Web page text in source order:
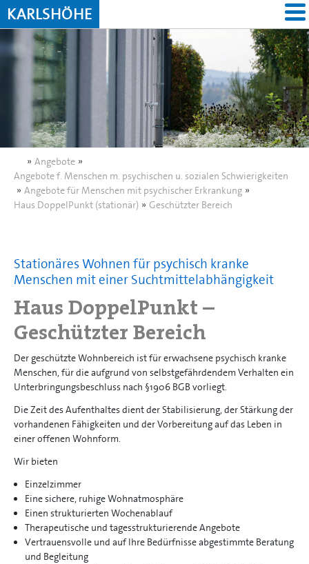
KARLSHÖHE
» Angebote »
Angebote f. Menschen m. psychischen u. sozialen Schwierigkeiten
» Angebote für Menschen mit psychischer Erkrankung »
Haus DoppelPunkt (stationär) » Geschützter Bereich
Stationäres Wohnen für psychisch kranke
Menschen mit einer Suchtmittelabhängigkeit
Haus DoppelPunkt –
Geschützter Bereich
Der geschützte Wohnbereich ist für erwachsene psychisch kranke
Menschen, für die aufgrund von selbstgefährdendem Verhalten ein
Unterbringungsbeschluss nach §1906 BGB vorliegt.
Die Zeit des Aufenthaltes dient der Stabilisierung, der Stärkung der
vorhandenen Fähigkeiten und der Vorbereitung auf das Leben in
einer offenen Wohnform.
Wir bieten
Einzelzimmer
Eine sichere, ruhige Wohnatmosphäre
Einen strukturierten Wochenablauf
Therapeutische und tagesstrukturierende Angebote
Vertrauensvolle und auf Ihre Bedürfnisse abgestimmte Beratung
und Begleitung